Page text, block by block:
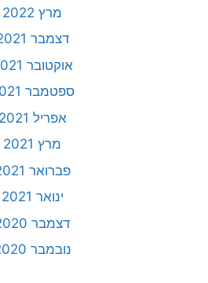
מרץ 2022
דצמבר 2021
אוקטובר 2021
ספטמבר 2021
אפריל 2021
מרץ 2021
פברואר 2021
ינואר 2021
דצמבר 2020
נובמבר 2020